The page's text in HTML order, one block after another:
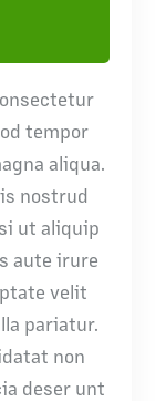
tempor
aliqua.
nostrud
ut aliquip
aute irure
velit
pariatur.
non
deser unt